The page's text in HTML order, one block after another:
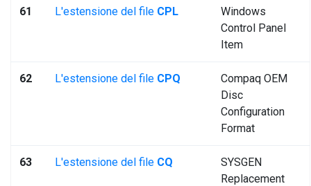
61 L'estensione del file CPL
Windows
Control Panel
Item
62 L'estensione del file CPQ
Compaq OEM
Disc
Configuration
Format
63 L'estensione del file CQ
SYSGEN
Replacement